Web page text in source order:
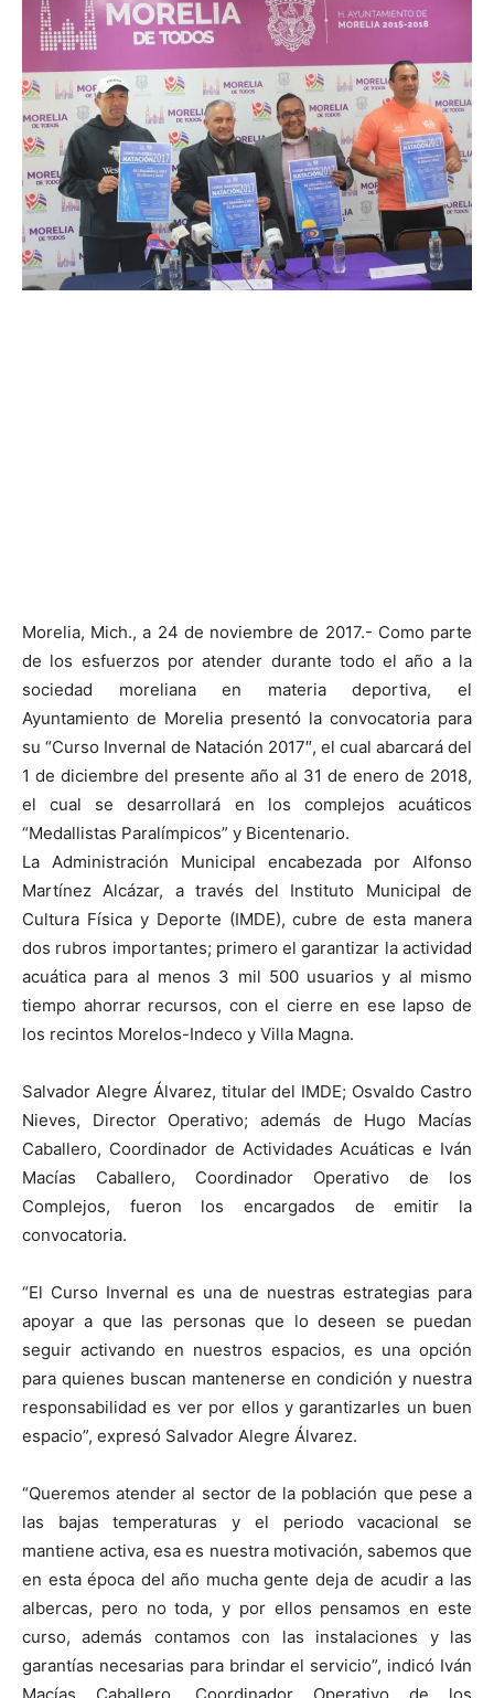
Morelia, Mich., a 24 de noviembre de 2017.- Como parte
de los esfuerzos por atender durante todo el año a la
sociedad moreliana en materia deportiva, el
Ayuntamiento de Morelia presentó la convocatoria para
su “Curso Invernal de Natación 2017″, el cual abarcará del
1 de diciembre del presente año al 31 de enero de 2018,
el cual se desarrollará en los complejos acuáticos
“Medallistas Paralímpicos” y Bicentenario.
La Administración Municipal encabezada por Alfonso
Martínez Alcázar, a través del Instituto Municipal de
Cultura Física y Deporte (IMDE), cubre de esta manera
dos rubros importantes; primero el garantizar la actividad
acuática para al menos 3 mil 500 usuarios y al mismo
tiempo ahorrar recursos, con el cierre en ese lapso de
los recintos Morelos-Indeco y Villa Magna.
Salvador Alegre Álvarez, titular del IMDE; Osvaldo Castro
Nieves, Director Operativo; además de Hugo Macías
Caballero, Coordinador de Actividades Acuáticas e Iván
Macías Caballero, Coordinador Operativo de los
Complejos, fueron los encargados de emitir la
convocatoria.
“El Curso Invernal es una de nuestras estrategias para
apoyar a que las personas que lo deseen se puedan
seguir activando en nuestros espacios, es una opción
para quienes buscan mantenerse en condición y nuestra
responsabilidad es ver por ellos y garantizarles un buen
espacio”, expresó Salvador Alegre Álvarez.
“Queremos atender al sector de la población que pese a
las bajas temperaturas y el periodo vacacional se
mantiene activa, esa es nuestra motivación, sabemos que
en esta época del año mucha gente deja de acudir a las
albercas, pero no toda, y por ellos pensamos en este
curso, además contamos con las instalaciones y las
garantías necesarias para brindar el servicio”, indicó Iván